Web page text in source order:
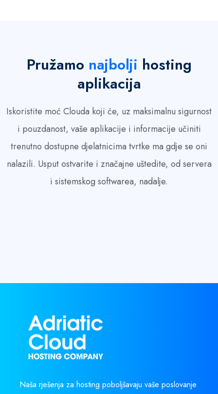
Pružamo najbolji hosting
aplikacija
Iskoristite moć Clouda koji će, uz maksimalnu sigurnost
i pouzdanost, vaše aplikacije i informacije učiniti
trenutno dostupne djelatnicima tvrtke ma gdje se oni
nalazili. Usput ostvarite i značajne uštedite, od servera
i sistemskog softwarea, nadalje.
Naša rješenja za hosting poboljšavaju vaše poslovanje